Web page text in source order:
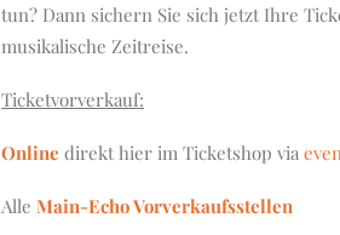
tun? Dann sichern Sie sich jetzt Ihre
musikalische Zeitreise.
Ticketvorverkauf:
Online direkt hier im Ticketshop via
Alle Main-Echo Vorverkaufsstellen